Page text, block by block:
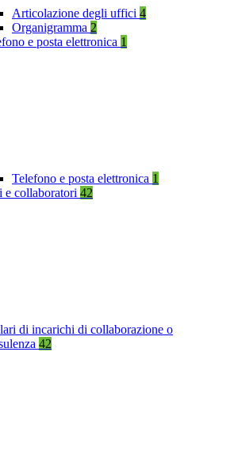
Articolazione degli uffici 4
Organigramma 2
e posta elettronica 1
Telefono e posta elettronica 1
e collaboratori 42
di incarichi di collaborazione o
42